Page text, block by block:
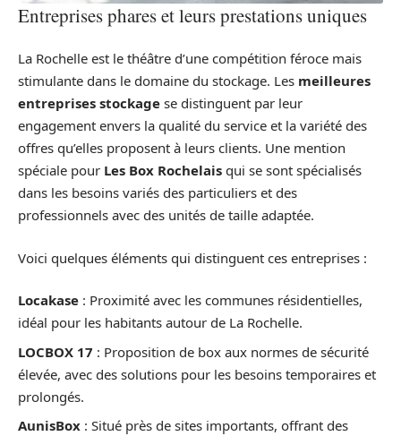
Entreprises phares et leurs prestations uniques
La Rochelle est le théâtre d’une compétition féroce mais
stimulante dans le domaine du stockage. Les meilleures
entreprises stockage se distinguent par leur
engagement envers la qualité du service et la variété des
offres qu’elles proposent à leurs clients. Une mention
spéciale pour Les Box Rochelais qui se sont spécialisés
dans les besoins variés des particuliers et des
professionnels avec des unités de taille adaptée.
Voici quelques éléments qui distinguent ces entreprises :
Locakase : Proximité avec les communes résidentielles,
idéal pour les habitants autour de La Rochelle.
LOCBOX 17 : Proposition de box aux normes de sécurité
élevée, avec des solutions pour les besoins temporaires et
prolongés.
AunisBox : Situé près de sites importants, offrant des